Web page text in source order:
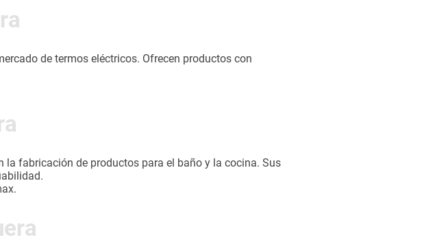
de termos eléctricos. Ofrecen productos con
fabricación de productos para el baño y la cocina. Sus